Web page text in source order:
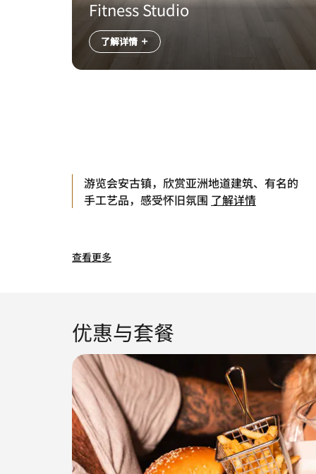
Fitness Studio
了解详情
游览会安古镇，欣赏亚洲地道建筑、有名的
手工艺品，感受怀旧氛围 了解详情
查看更多
优惠与套餐